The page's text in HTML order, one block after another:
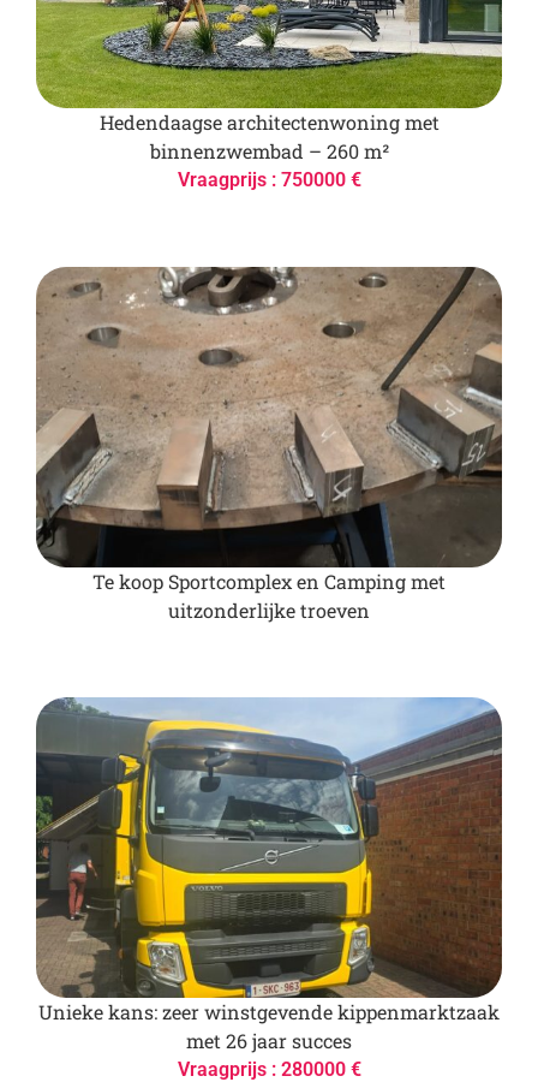
Hedendaagse architectenwoning met
binnenzwembad – 260 m²
Vraagprijs : 750000 €
Te koop Sportcomplex en Camping met
uitzonderlijke troeven
Unieke kans: zeer winstgevende kippenmarktzaak
met 26 jaar succes
Vraagprijs : 280000 €